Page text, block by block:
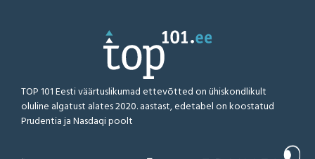
TOP 101 Eesti väärtuslikumad ettevõtted on ühiskondlikult
oluline algatust alates 2020. aastast, edetabel on koostatud
Prudentia ja Nasdaqi poolt